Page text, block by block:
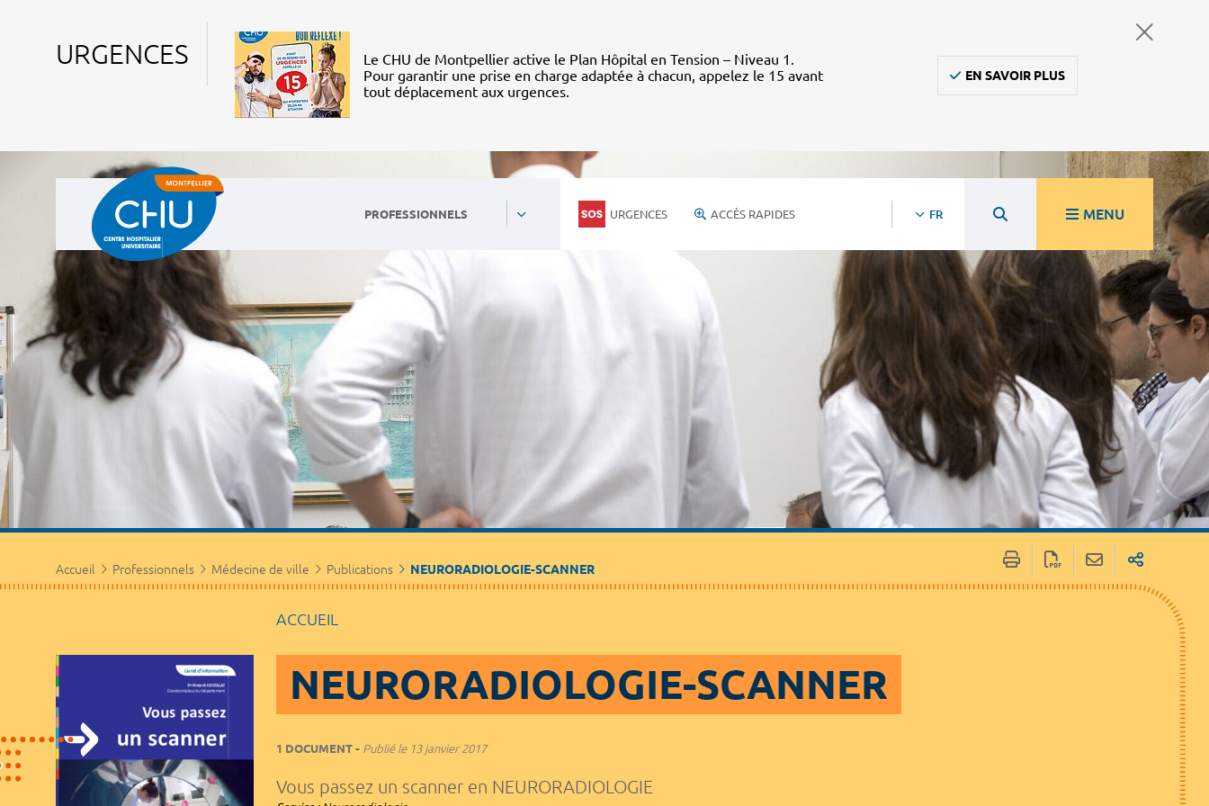
URGENCES
Le CHU de Montpellier active le Plan Hôpital en Tension – Niveau 1.
Pour garantir une prise en charge adaptée à chacun, appelez le 15 avant
tout déplacement aux urgences.
EN SAVOIR PLUS
PROFESSIONNELS URGENCES ACCÈS RAPIDES FR MENU
Ambulanciers, taxis, vsl
Journalistes / Médias Marchés publics
Partenaires / Associations
Accueil Professionnels Médecine de ville Publications NEURORADIOLOGIE-SCANNER
ACCUEIL
NEURORADIOLOGIE-SCANNER
1 DOCUMENT Publié le13 janvier 2017
Vous passez un scanner en NEURORADIOLOGIE